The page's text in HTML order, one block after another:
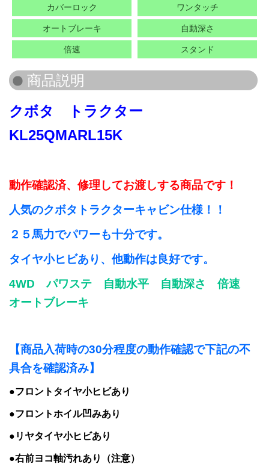
カバーロック ワンタッチ
オートブレーキ 自動深さ
倍速 スタンド
クボタ トラクター
KL25QMARL15K
動作確認済、修理 してお渡しする商品です！
人気のクボタトラクターキャビン仕様！！
２５馬力でパワーも十分です。
タイヤ小ヒビあり、他動作は良好です。
4WD パワステ 自動水平 自動深さ 倍速
オートブレーキ
【商品入荷時の30分程度の動作確認で下記の不
具合を確認済み】
●フロントタイヤ小ヒビあり
●フロントホイル凹みあり
●リヤタイヤ小ヒビあり
●右前ヨコ軸汚れあり（注意）